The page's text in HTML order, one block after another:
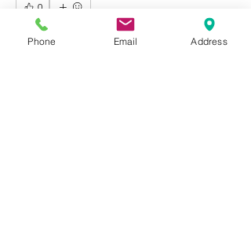
0
0
Phone Email Address